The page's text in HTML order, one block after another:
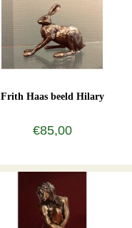
Frith Haas beeld Hilary
€85,00